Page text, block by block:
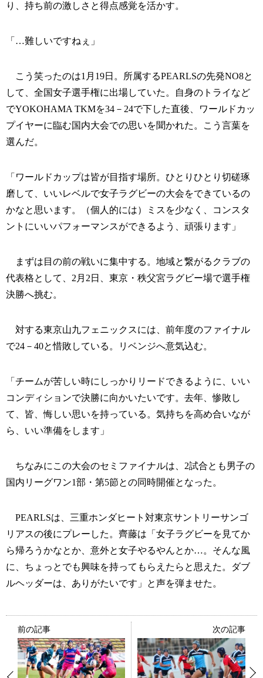
り、持ち前の激しさと得点感覚を活かす。
「…難しいですねぇ」
こう笑ったのは1月19日。所属するPEARLSの先発NO8と
して、全国女子選手権に出場していた。自身のトライなど
でYOKOHAMA TKMを34－24で下した直後、ワールドカッ
プイヤーに臨む国内大会での思いを聞かれた。こう言葉を
選んだ。
「ワールドカップは皆が目指す場所。ひとりひとり切磋琢
磨して、いいレベルで女子ラグビーの大会をできているの
かなと思います。（個人的には）ミスを少なく、コンスタ
ントにいいパフォーマンスができるよう、頑張ります」
まずは目の前の戦いに集中する。地域と繋がるクラブの
代表格として、2月2日、東京・秩父宮ラグビー場で選手権
決勝へ挑む。
対する東京山九フェニックスには、前年度のファイナル
で24－40と惜敗している。リベンジへ意気込む。
「チームが苦しい時にしっかりリードできるように、いい
コンディションで決勝に向かいたいです。去年、惨敗し
て、皆、悔しい思いを持っている。気持ちを高め合いなが
ら、いい準備をします」
ちなみにこの大会のセミファイナルは、2試合とも男子の
国内リーグワン1部・第5節との同時開催となった。
PEARLSは、三重ホンダヒート対東京サントリーサンゴ
リアスの後にプレーした。齊藤は「女子ラグビーを見てか
ら帰ろうかなとか、意外と女子やるやんとか…。そんな風
に、ちょっとでも興味を持ってもらえたらと思えた。ダブ
ルヘッダーは、ありがたいです」と声を弾ませた。
前の記事 次の記事